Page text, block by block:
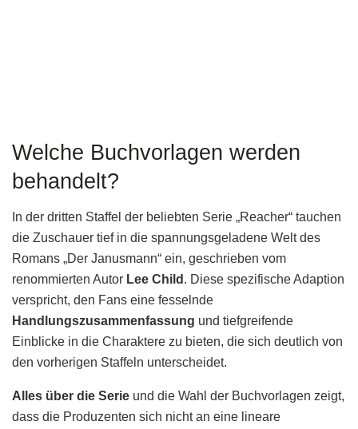
Welche Buchvorlagen werden
behandelt?
In der dritten Staffel der beliebten Serie „Reacher“ tauchen
die Zuschauer tief in die spannungsgeladene Welt des
Romans „Der Janusmann“ ein, geschrieben vom
renommierten Autor Lee Child . Diese spezifische Adaption
verspricht, den Fans eine fesselnde
Handlungszusammenfassung und tiefgreifende
Einblicke in die Charaktere zu bieten, die sich deutlich von
den vorherigen Staffeln unterscheidet.
Alles über die Serie und die Wahl der Buchvorlagen zeigt,
dass die Produzenten sich nicht an eine lineare